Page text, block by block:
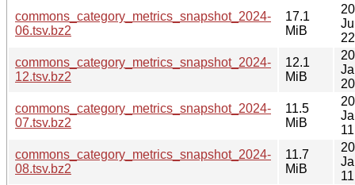
commons_category_metrics_snapshot_2024-
06.tsv.bz2
17.1
MiB
commons_category_metrics_snapshot_2024-
12.tsv.bz2
12.1
MiB
commons_category_metrics_snapshot_2024-
07.tsv.bz2
11.5
MiB
commons_category_metrics_snapshot_2024-
08.tsv.bz2
11.7
MiB